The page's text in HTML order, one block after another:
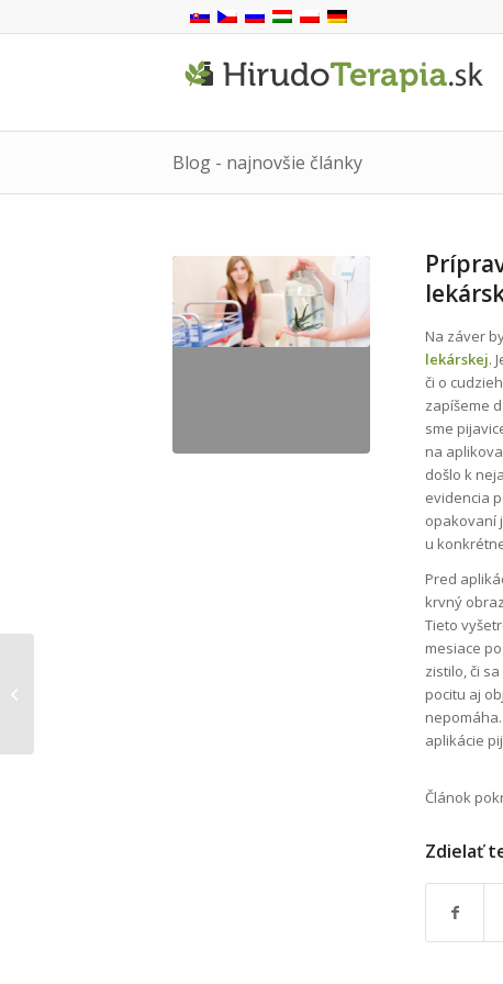
Blog - najnovšie články
Na záver
lekárskej.
či o
zapíšeme
sme
na
došlo k
evidencia
opakovaní
u
Pred
krvný
Tieto
mesiace
zistilo, či
pocitu aj
aplikácie
Článok
Zdielať